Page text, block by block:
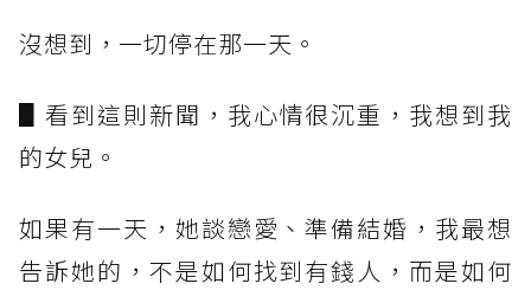
沒想到，一切停在那一天。
▋看到這則新聞，我心情很沉重，我想到我
的女兒。
如果有一天，她談戀愛、準備結婚，我最想
告訴她的，不是如何找到有錢人，而是如何